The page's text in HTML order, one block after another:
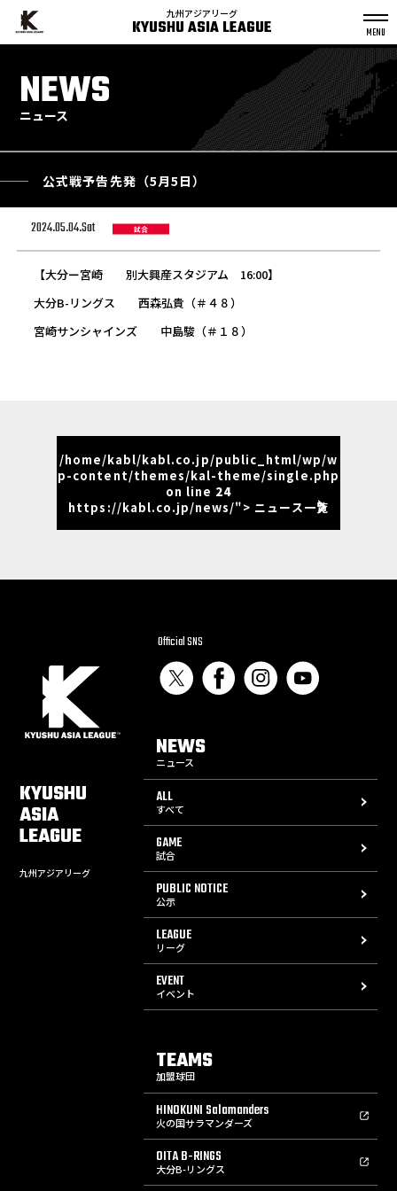
九州アジアリーグ
KYUSHU ASIA LEAGUE
NEWS
ニュース
公式戦予告先発（5月5日）
2024.05.04.Sat 試合
【大分ー宮崎 別大興産スタジアム 16:00】
大分B-リングス 西森弘貴（＃４８）
宮崎サンシャインズ 中島駿（＃１８）
/home/kabl/kabl.co.jp/public_html/wp/w
p-content/themes/kal-theme/single.php
on line 24
https://kabl.co.jp/news/"> ニュース一覧
KYUSHU
ASIA
LEAGUE
九州アジアリーグ
Official SNS
NEWS
ニュース
ALL
すべて
GAME
試合
PUBLIC NOTICE
公示
LEAGUE
リーグ
EVENT
イベント
TEAMS
加盟球団
HINOKUNI Salamanders
火の国サラマンダーズ
OITA B-RINGS
大分B-リングス